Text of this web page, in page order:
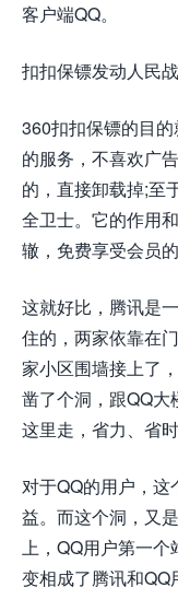
客户端QQ。
扣扣保镖发动人民
360扣扣保镖的目
的服务，不喜欢广
的，直接卸载掉;至
全卫士。它的作用
辙，免费享受会员的
这就好比，腾讯是
住的，两家依靠在
家小区围墙接上了
凿了个洞，跟QQ
这里走，省力、省
对于QQ的用户，
益。而这个洞，又
上，QQ用户第一个
变相成了腾讯和QQ